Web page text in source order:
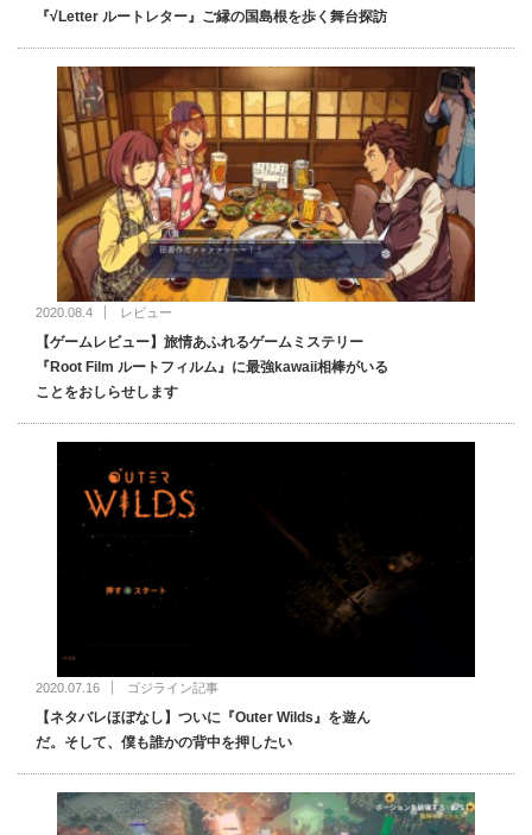
『√Letter ルートレター』ご縁の国島根を歩く舞台探訪
2020.08.4 レビュー
【ゲームレビュー】旅情あふれるゲームミステリー
『Root Film ルートフィルム』に最強kawaii相棒がいる
ことをおしらせします
2020.07.16 ゴジライン記事
【ネタバレほぼなし】ついに『Outer Wilds』を遊ん
だ。そして、僕も誰かの背中を押したい